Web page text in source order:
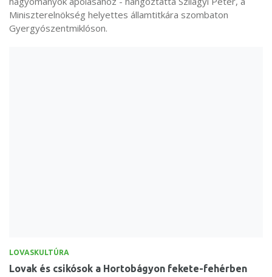
Miniszterelnökség helyettes államtitkára szombaton
Gyergyószentmiklóson.
LOVASKULTÚRA
Lovak és csikósok a Hortobágyon fekete-fehérben